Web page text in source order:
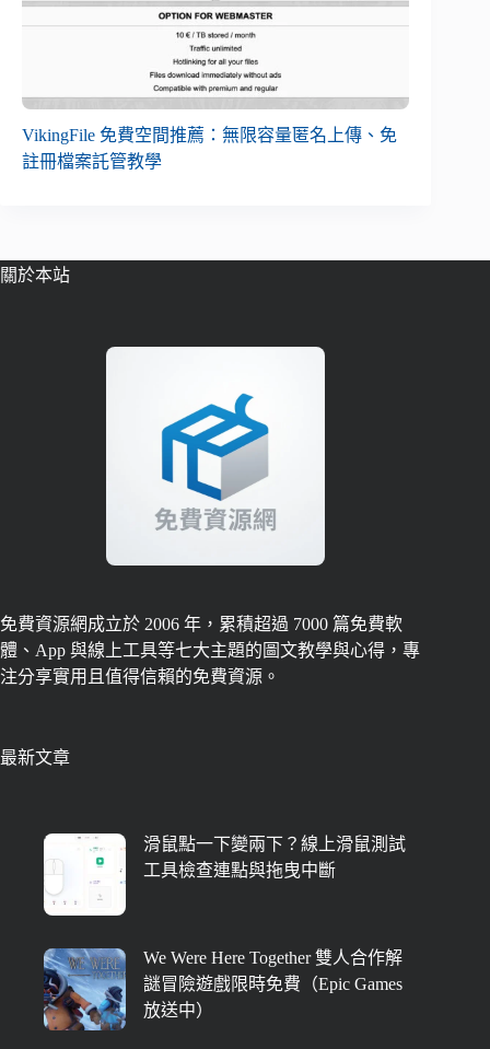
VikingFile 免費空間推薦：無限容量匿名上傳、免
註冊檔案託管教學
關於本站
免費資源網成立於 2006 年，累積超過 7000 篇免費軟
體、App 與線上工具等七大主題的圖文教學與心得，專
注分享實用且值得信賴的免費資源。
最新文章
滑鼠點一下變兩下？線上滑鼠測試
工具檢查連點與拖曳中斷
We Were Here Together 雙人合作解
謎冒險遊戲限時免費（Epic Games
放送中）